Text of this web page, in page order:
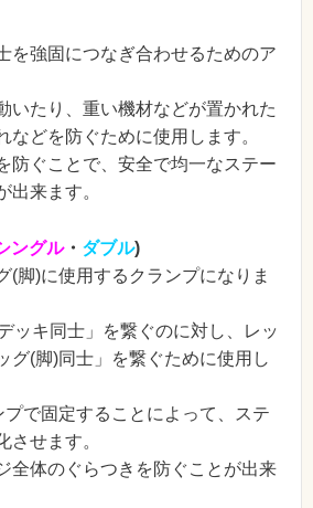
を強固につなぎ合わせるためのア
いたり、重い機材などが置かれた
などを防ぐために使用します。
防ぐことで、安全で均一なステー
出来ます。
ングル・ ダブル)
(脚)に使用するクランプになりま
ッキ同士」を繋ぐのに対し、レッ
グ(脚)同士」を繋ぐために使用し
プで固定することによって、ステ
させます。
全体のぐらつきを防ぐことが出来